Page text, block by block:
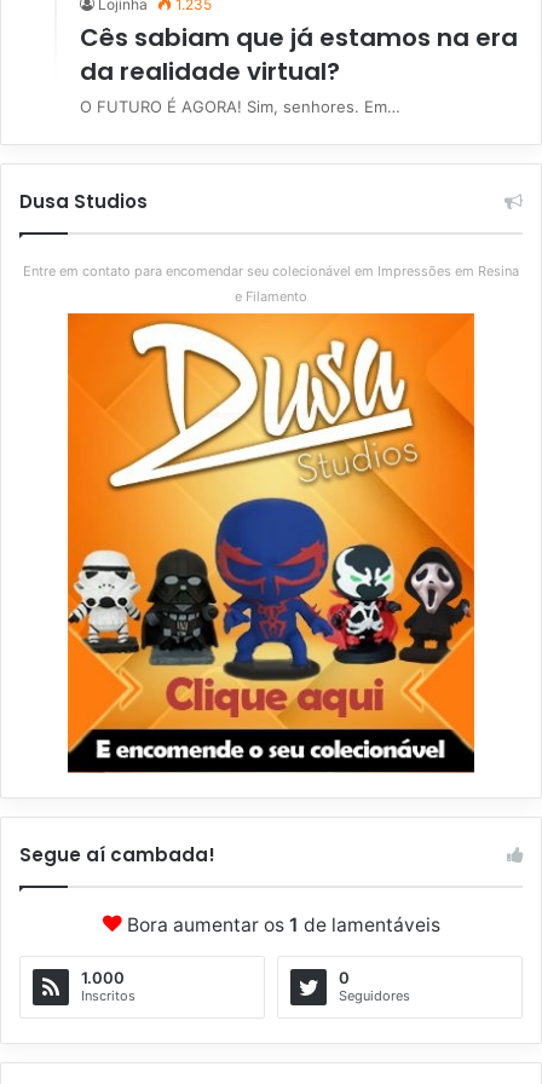
Lojinha 1.235
Cês sabiam que já estamos na era
da realidade virtual?
O FUTURO É AGORA! Sim, senhores. Em…
Dusa Studios
Entre em contato para encomendar seu colecionável em Impressões em Resina
e Filamento
Segue aí cambada!
Bora aumentar os 1 de lamentáveis
1.000
Inscritos
0
Seguidores